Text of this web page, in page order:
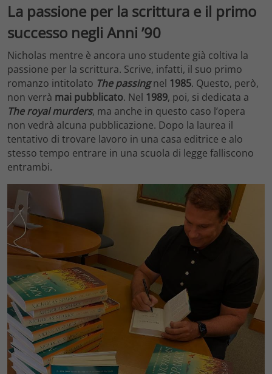
La passione per la scrittura e il primo
successo negli Anni ’90
Nicholas mentre è ancora uno studente già coltiva la
passione per la scrittura. Scrive, infatti, il suo primo
romanzo intitolato The passingnel 1985. Questo, però,
non verrà mai pubblicato. Nel 1989, poi, si dedicata a
The royal murders, ma anche in questo caso l’opera
non vedrà alcuna pubblicazione. Dopo la laurea il
tentativo di trovare lavoro in una casa editrice e alo
stesso tempo entrare in una scuola di legge falliscono
entrambi.